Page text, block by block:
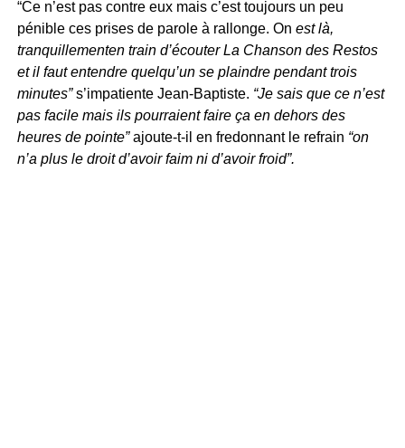
“Ce n’est pas contre eux mais c’est toujours un peu
pénible ces prises de parole à rallonge. On est là,
tranquillementen train d’écouter La Chanson des Restos
et il faut entendre quelqu’un se plaindre pendant trois
minutes”s’impatiente Jean-Baptiste. “Je sais que ce n’est
pas facile mais ils pourraient faire ça en dehors des
heures de pointe”ajoute-t-il en fredonnant le refrain “on
n’a plus le droit d’avoir faim ni d’avoir froid”.